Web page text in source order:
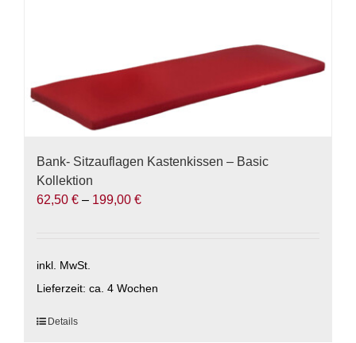
Bank- Sitzauflagen Kastenkissen – Basic
Kollektion
62,50 € – 199,00 €
inkl. MwSt.
Lieferzeit: ca. 4 Wochen
Dieses
Details